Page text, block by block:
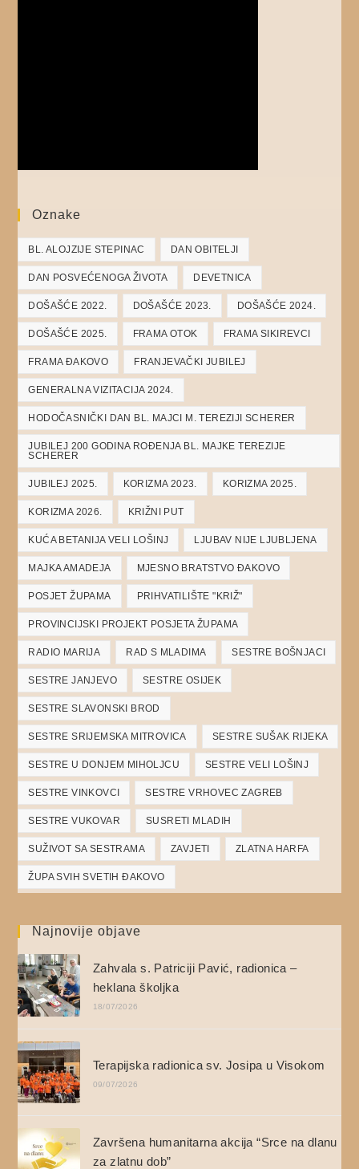
Oznake
BL. ALOJZIJE STEPINAC DAN OBITELJI
DAN POSVEĆENOGA ŽIVOTA DEVETNICA
DOŠAŠĆE 2022. DOŠAŠĆE 2023. DOŠAŠĆE 2024.
DOŠAŠĆE 2025. FRAMA OTOK FRAMA SIKIREVCI
FRAMA ĐAKOVO FRANJEVAČKI JUBILEJ
GENERALNA VIZITACIJA 2024.
HODOČASNIČKI DAN BL. MAJCI M. TEREZIJI SCHERER
JUBILEJ 200 GODINA ROĐENJA BL. MAJKE TEREZIJE
SCHERER
JUBILEJ 2025. KORIZMA 2023. KORIZMA 2025.
KORIZMA 2026. KRIŽNI PUT
KUĆA BETANIJA VELI LOŠINJ LJUBAV NIJE LJUBLJENA
MAJKA AMADEJA MJESNO BRATSTVO ĐAKOVO
POSJET ŽUPAMA PRIHVATILIŠTE "KRIŽ"
PROVINCIJSKI PROJEKT POSJETA ŽUPAMA
RADIO MARIJA RAD S MLADIMA SESTRE BOŠNJACI
SESTRE JANJEVO SESTRE OSIJEK
SESTRE SLAVONSKI BROD
SESTRE SRIJEMSKA MITROVICA SESTRE SUŠAK RIJEKA
SESTRE U DONJEM MIHOLJCU SESTRE VELI LOŠINJ
SESTRE VINKOVCI SESTRE VRHOVEC ZAGREB
SESTRE VUKOVAR SUSRETI MLADIH
SUŽIVOT SA SESTRAMA ZAVJETI ZLATNA HARFA
ŽUPA SVIH SVETIH ĐAKOVO
Najnovije objave
Zahvala s. Patriciji Pavić, radionica –
heklana školjka
18/07/2026
Terapijska radionica sv. Josipa u Visokom
09/07/2026
Završena humanitarna akcija “Srce na dlanu
za zlatnu dob”